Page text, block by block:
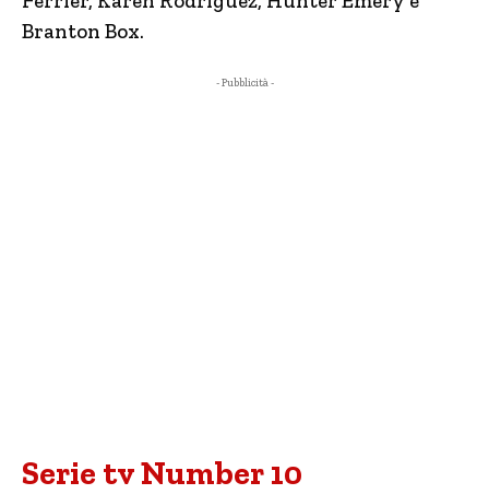
Branton Box.
- Pubblicità -
Serie tv Number 10